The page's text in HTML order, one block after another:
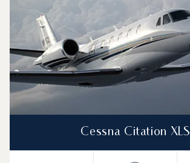
Cessna Citation XLS